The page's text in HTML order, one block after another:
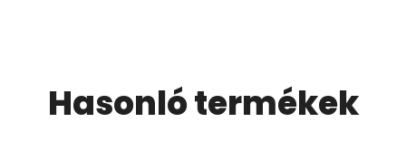
Hasonló termékek